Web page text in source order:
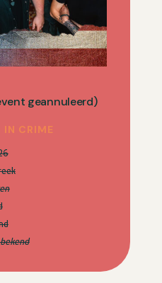
geannuleerd)
IN CRIME